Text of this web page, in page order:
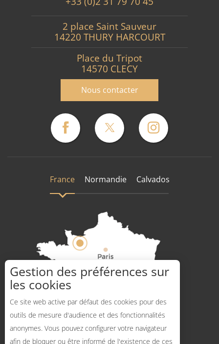
2 place Saint Sauveur
14220 THURY HARCOURT
Place du Tripot
14570 CLECY
Nous contacter
France Normandie Calvados
Gestion des préférences sur
les cookies
Ce site web active par défaut des cookies pour des
outils de mesure d'audience et des fonctionnalités
anonymes. Vous pouvez configurer votre navigateur
afin de bloquer ou être informé de l'existence de ces